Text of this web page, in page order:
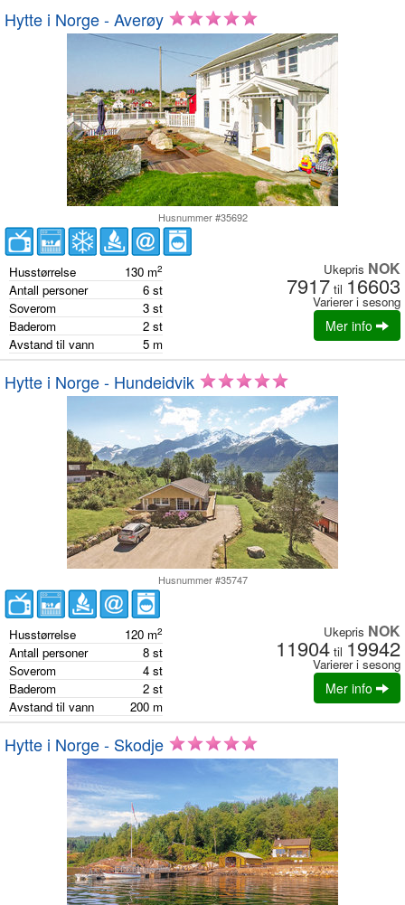
Hytte i Norge - Averøy
Husnummer #35692
Husstørrelse 130 m2
Antall personer 6 st
Soverom
3 st
Baderom
2 st
Avstand til vann
5 m
Ukepris NOK
7917 til 16603
Varierer i sesong
Mer info
Hytte i Norge - Hundeidvik
Husnummer #35747
Husstørrelse 120 m2
Antall personer 8 st
Soverom
4 st
Baderom
2 st
Avstand til vann
200 m
Ukepris NOK
11904 til 19942
Varierer i sesong
Mer info
Hytte i Norge - Skodje